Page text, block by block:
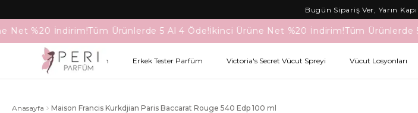
Bugün Sipariş Ver, Yarın
Net %20 İndirim!Tüm Ürünlerde 5 Al 4 Öde!İkinci Ürüne Net %20 İndirim!Tüm Ürünlerde
Kadın Tester Parfüm Erkek Tester Parfüm Victoria's Secret Vücut Spreyi Vücut Losyonları
Anasayfa Maison Francis Kurkdjian Paris Baccarat Rouge 540 Edp 100 ml